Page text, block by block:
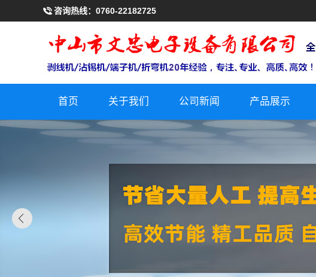
咨询热线： 0760-22182725
首页 关于我们 公司新闻 产品展示